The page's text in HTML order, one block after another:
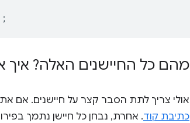
מהם כל החיישנים האלה?
אולי צריך לתת הסבר קצר על חיישנים. אם
כתיבת קוד. אחרת, נבחן כל חיישן נתמך